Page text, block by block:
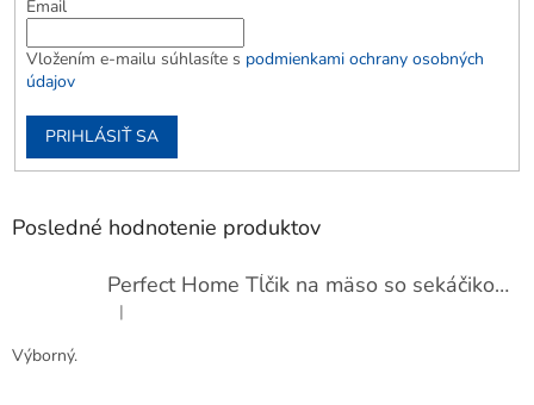
Email
Vložením e-mailu súhlasíte s podmienkami ochrany osobných
údajov
PRIHLÁSIŤ SA
Posledné hodnotenie produktov
Perfect Home Tĺčik na mäso so sekáčikom, 56893
Hodnotenie produktu je 5 z 5 hviezdičiek.
|
Výborný.